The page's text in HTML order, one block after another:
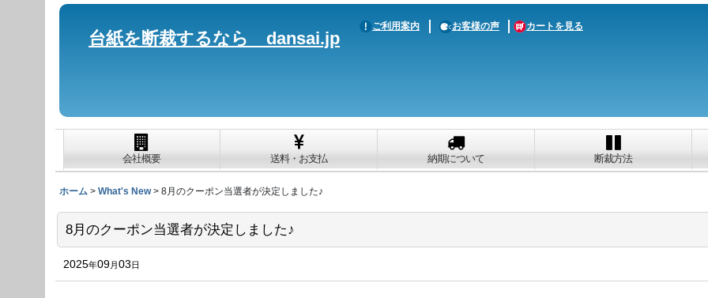
台紙を断裁するなら dansai.jp
ご利用案内 お客様の声 カートを見る
会社概要 送料・お支払 納期について 断裁方法
ホーム > What's New > 8月のクーポン当選者が決定しました♪
8月のクーポン当選者が決定しました♪
2025年09月03日